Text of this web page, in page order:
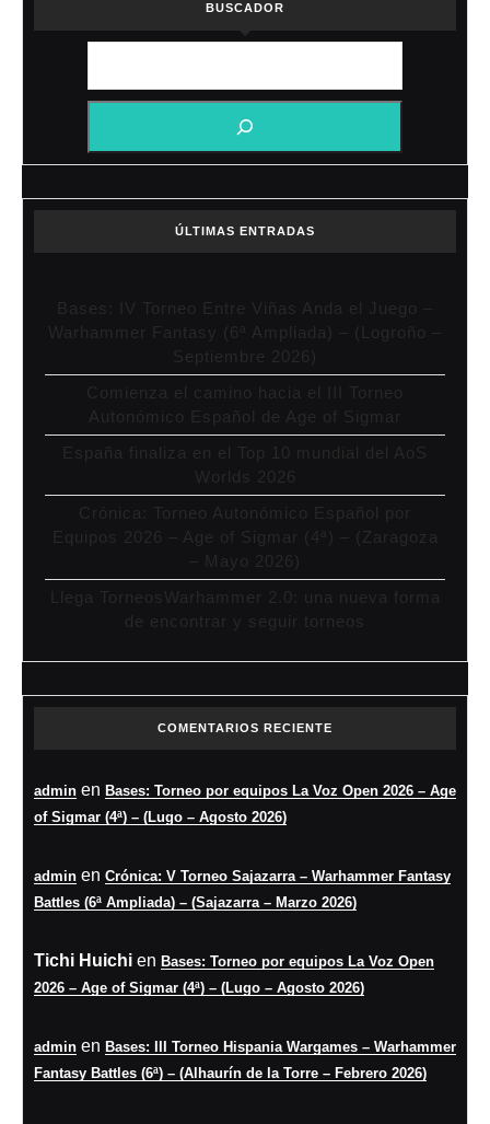
BUSCADOR
ÚLTIMAS ENTRADAS
Bases: IV Torneo Entre Viñas Anda el Juego –
Warhammer Fantasy (6ª Ampliada) – (Logroño –
Septiembre 2026)
Comienza el camino hacia el III Torneo
Autonómico Español de Age of Sigmar
España finaliza en el Top 10 mundial del AoS
Worlds 2026
Crónica: Torneo Autonómico Español por
Equipos 2026 – Age of Sigmar (4ª) – (Zaragoza
– Mayo 2026)
Llega TorneosWarhammer 2.0: una nueva forma
de encontrar y seguir torneos
COMENTARIOS RECIENTE
admin en Bases: Torneo por equipos La Voz Open 2026 – Age
of Sigmar (4ª) – (Lugo – Agosto 2026)
admin en Crónica: V Torneo Sajazarra – Warhammer Fantasy
Battles (6ª Ampliada) – (Sajazarra – Marzo 2026)
Tichi Huichi en Bases: Torneo por equipos La Voz Open
2026 – Age of Sigmar (4ª) – (Lugo – Agosto 2026)
admin en Bases: III Torneo Hispania Wargames – Warhammer
Fantasy Battles (6ª) – (Alhaurín de la Torre – Febrero 2026)